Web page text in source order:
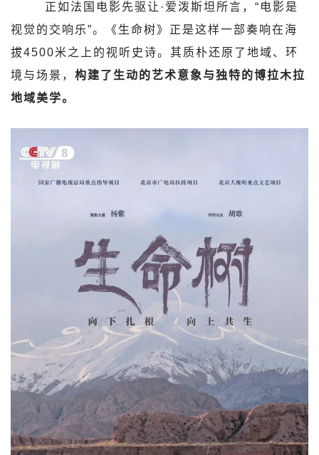
正如法国电影先驱让·爱泼斯坦所言，“电影是
视觉的交响乐”。《生命树》正是这样一部奏响在海
拔4500米之上的视听史诗。其质朴还原了地域、环
境与场景， 构建了生动的艺术意象与独特的博拉木拉
地域美学。